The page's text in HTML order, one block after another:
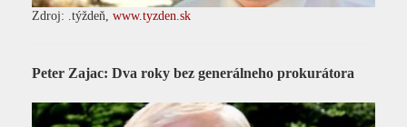
Zdroj: .týždeň, www.tyzden.sk
Peter Zajac: Dva roky bez generálneho prokurátora